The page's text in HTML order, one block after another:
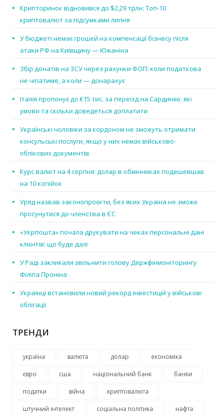
Крипторинок відновився до $2,29 трлн: Топ-10
криптовалют за підсумками липня
У бюджеті немає грошей на компенсації бізнесу після
атаки РФ на Київщину — Южаніна
Збір донатів на ЗСУ через рахунки ФОП: коли податкова
не чіпатиме, а коли — донарахує
Італія пропонує до €15 тис. за переїзд на Сардинію: які
умови та скільки доведеться доплатити
Українські чоловіки за кордоном не зможуть отримати
консульські послуги, якщо у них немає військово-
облікових документів
Курс валют на 4 серпня: долар в обмінниках подешевшав
на 10 копійок
Уряд назвав законопроєкти, без яких Україна не зможе
просунутися до членства в ЄС
«Укрпошта» почала друкувати на чеках персональні дані
клієнтів: що буде далі
У Раді закликали звільнити голову Держфінмоніторингу
Філіпа Проніна
Українці встановили новий рекорд інвестицій у військові
облігації
ТРЕНДИ
україна валюта долар економіка
євро сша національний банк банки
податки війна криптовалюта
штучний інтелект соціальна політика нафта